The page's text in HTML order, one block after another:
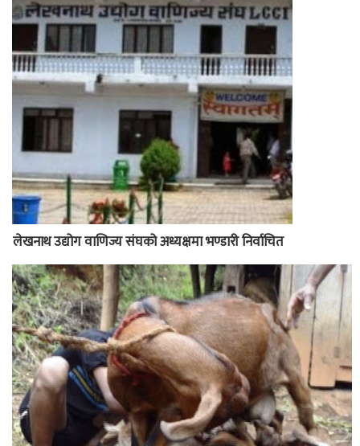
लेखनाथ उद्योग वाणिज्य संघको अध्यक्षमा भण्डारी निर्वाचित